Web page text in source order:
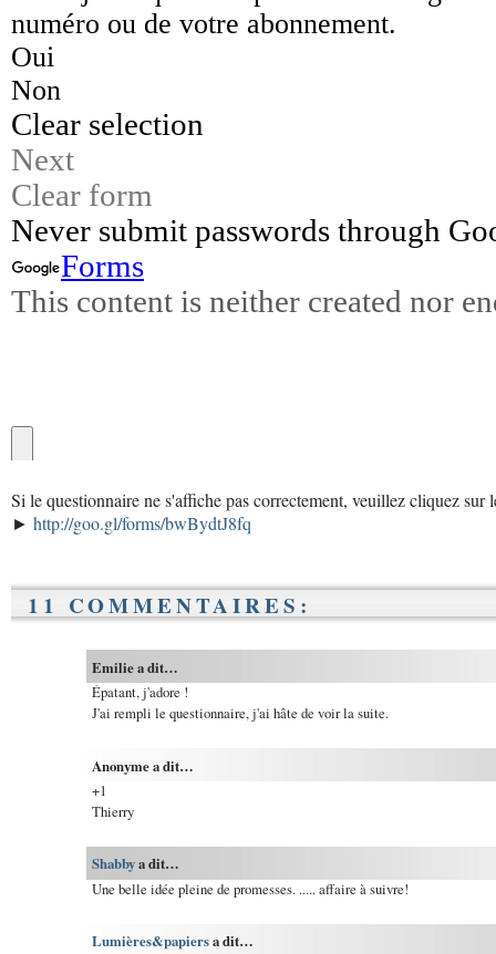
Si le questionnaire ne s'affiche pas correctement, veuillez cliquez sur
► http://goo.gl/forms/bwBydtJ8fq
11 COMMENTAIRES:
Emilie a dit…
Épatant, j'adore !
J'ai rempli le questionnaire, j'ai hâte de voir la suite.
Anonyme a dit…
+1
Thierry
Shabbya dit…
Une belle idée pleine de promesses. ..... affaire à suivre!
Lumières&papiersa dit…